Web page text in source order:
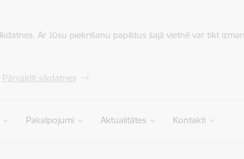
Ar Jūsu piekrišanu papildus šajā vietnē var tikt
Pārvaldīt sīkdatnes
Pakalpojumi Aktualitātes Kontakti